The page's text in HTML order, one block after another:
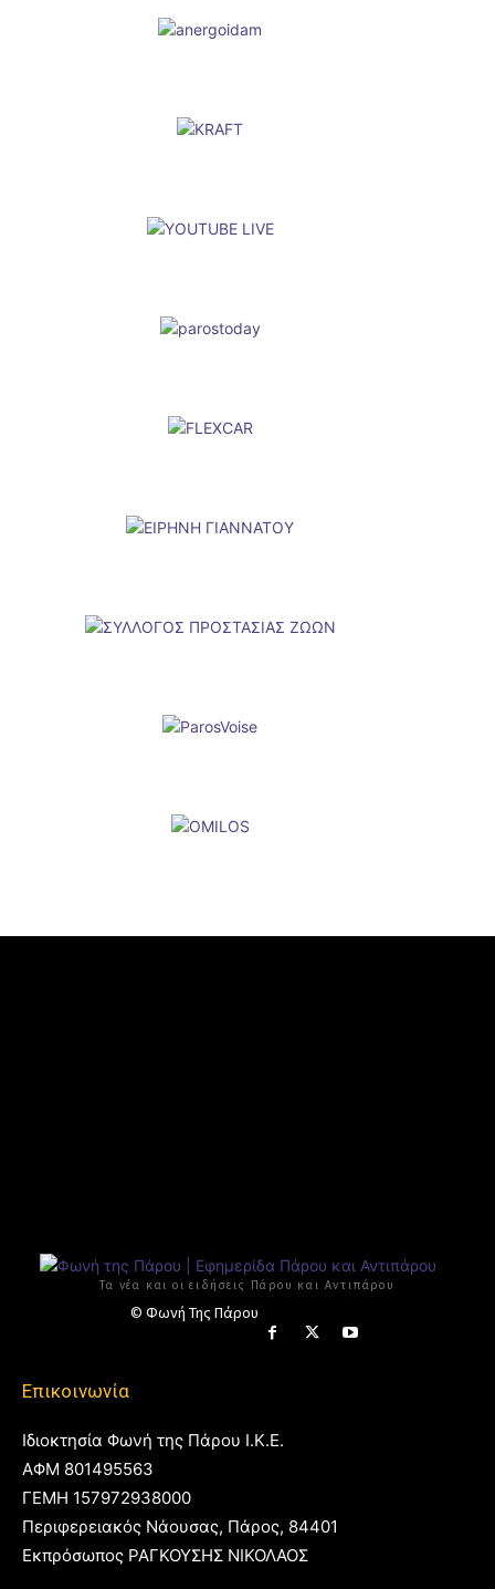
Τα νέα και οι ειδήσεις Πάρου και Αντιπάρου
© Φωνή Της Πάρου
Επικοινωνία
Ιδιοκτησία Φωνή της Πάρου Ι.Κ.Ε.
ΑΦΜ 801495563
ΓΕΜΗ 157972938000
Περιφερειακός Νάουσας, Πάρος, 84401
Εκπρόσωπος ΡΑΓΚΟΥΣΗΣ ΝΙΚΟΛΑΟΣ